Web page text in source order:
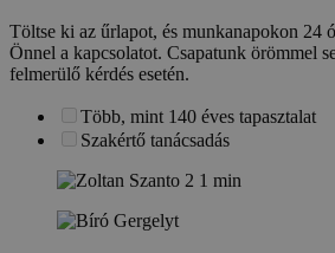
Töltse ki az űrlapot, és munkanapokon 24
Önnel a kapcsolatot. Csapatunk örömmel
felmerülő kérdés esetén.
Több, mint 140 éves tapasztalat
Szakértő tanácsadás